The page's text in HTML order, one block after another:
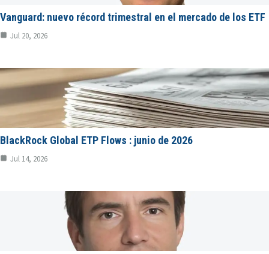
Vanguard: nuevo récord trimestral en el mercado de los ETF
Jul 20, 2026
BlackRock Global ETP Flows : junio de 2026
Jul 14, 2026